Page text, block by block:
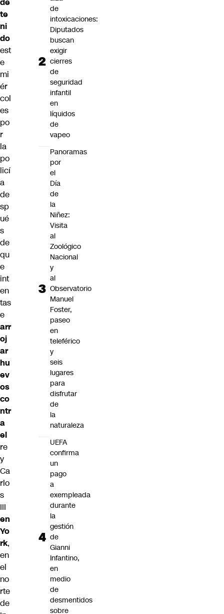
te
ni
do
est
e
mi
ér
col
es
po
r
la
po
licí
a
de
sp
ué
s
de
qu
e
int
en
tas
e
arr
oj
ar
hu
ev
os
co
ntr
a
el
re
y
Ca
rlo
s
III
en
Yo
rk,
en
el
no
rte
de
de
intoxicaciones:
Diputados
buscan
exigir
cierres
de
seguridad
infantil
en
líquidos
de
vapeo
Panoramas
por
el
Día
de
la
Niñez:
Visita
al
Zoológico
Nacional
y
al
Observatorio
Manuel
Foster,
paseo
en
teleférico
y
seis
lugares
para
disfrutar
de
la
naturaleza
UEFA
confirma
un
pago
a
exempleada
durante
la
gestión
de
Gianni
Infantino,
en
medio
de
desmentidos
sobre